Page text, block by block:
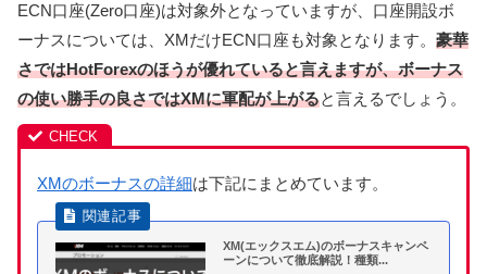
ECN口座(Zero口座)は対象外となっていますが、口座開設ボ
ーナスについては、XMだけECN口座も対象となります。 豪華
さではHotForexのほうが優れていると言えますが、ボーナス
の使い勝手の良さではXMに軍配が上がると言えるでしょう。
XMのボーナスの詳細は下記にまとめています。
XM(エックスエム)のボーナスキャンペ
ーンについて徹底解説！種類...